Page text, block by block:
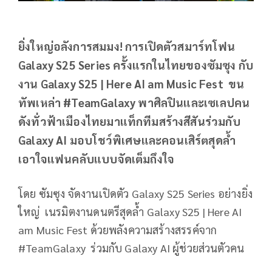
ยิ่งใหญ่อลังการสมมง! การเปิดตัวสมาร์ทโฟน
Galaxy S25 Series ครั้งแรกในไทยของซัมซุง กับ
งาน Galaxy S25 | Here AI am Music Fest ขน
ทัพเหล่า #TeamGalaxy พาศิลปินและเซเลปคน
ดังทั่วฟ้าเมืองไทยมาแท็กทีมสร้างสีสันร่วมกับ
Galaxy AI มอบโชว์พิเศษและคอนเสิร์ตสุดล้ำ
เอาใจแฟนคลับแบบจัดเต็มถึงใจ
โดย ซัมซุง จัดงานเปิดตัว Galaxy S25 Series อย่างยิ่ง
ใหญ่ เนรมิตงานดนตรีสุดล้ำ Galaxy S25 | Here AI
am Music Fest ด้วยพลังความสร้างสรรค์จาก
#TeamGalaxy ร่วมกับ Galaxy AI ผู้ช่วยส่วนตัวคน